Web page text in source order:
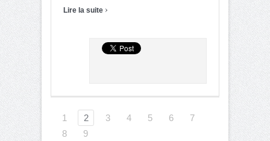
Lire la suite ›
1 2 3 4 5 6
7
8
9